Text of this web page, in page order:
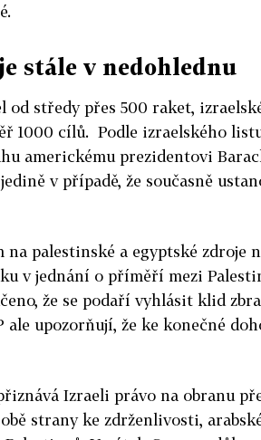
stále v nedohlednu
od středy přes 500 raket,
1000 cílů. Podle izraelského
americkému prezidentovi
v případě, že současně
palestinské a egyptské zdroje
v jednání o příměří mezi
že se podaří vyhlásit klid
ale upozorňují, že ke konečné
Izraeli právo na obranu
strany ke zdrženlivosti,